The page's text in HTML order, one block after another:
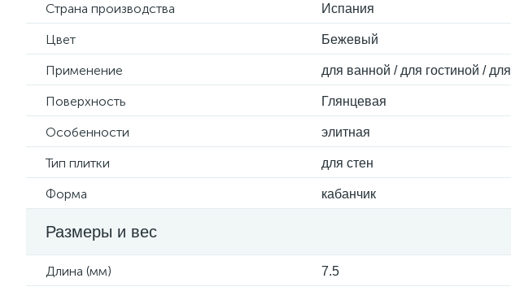
Страна производства Испания
Цвет Бежевый
Применение для ванной / для гостиной /
Поверхность Глянцевая
Особенности элитная
Тип плитки для стен
Форма кабанчик
Размеры и вес
Длина (мм) 7.5